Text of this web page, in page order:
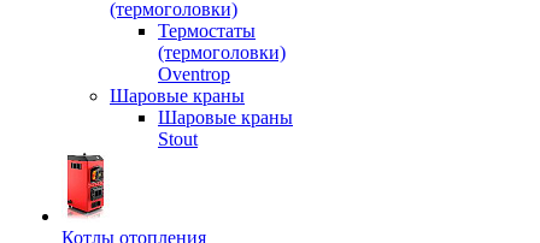
(термоголовки)
Термостаты
(термоголовки)
Oventrop
Шаровые краны
Шаровые краны
Stout
Котлы отопления